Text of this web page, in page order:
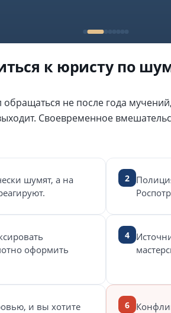
к юристу по
не после года мучений,
Своевременное
шумят, а на
2
оформить
4
и вы хотите
6